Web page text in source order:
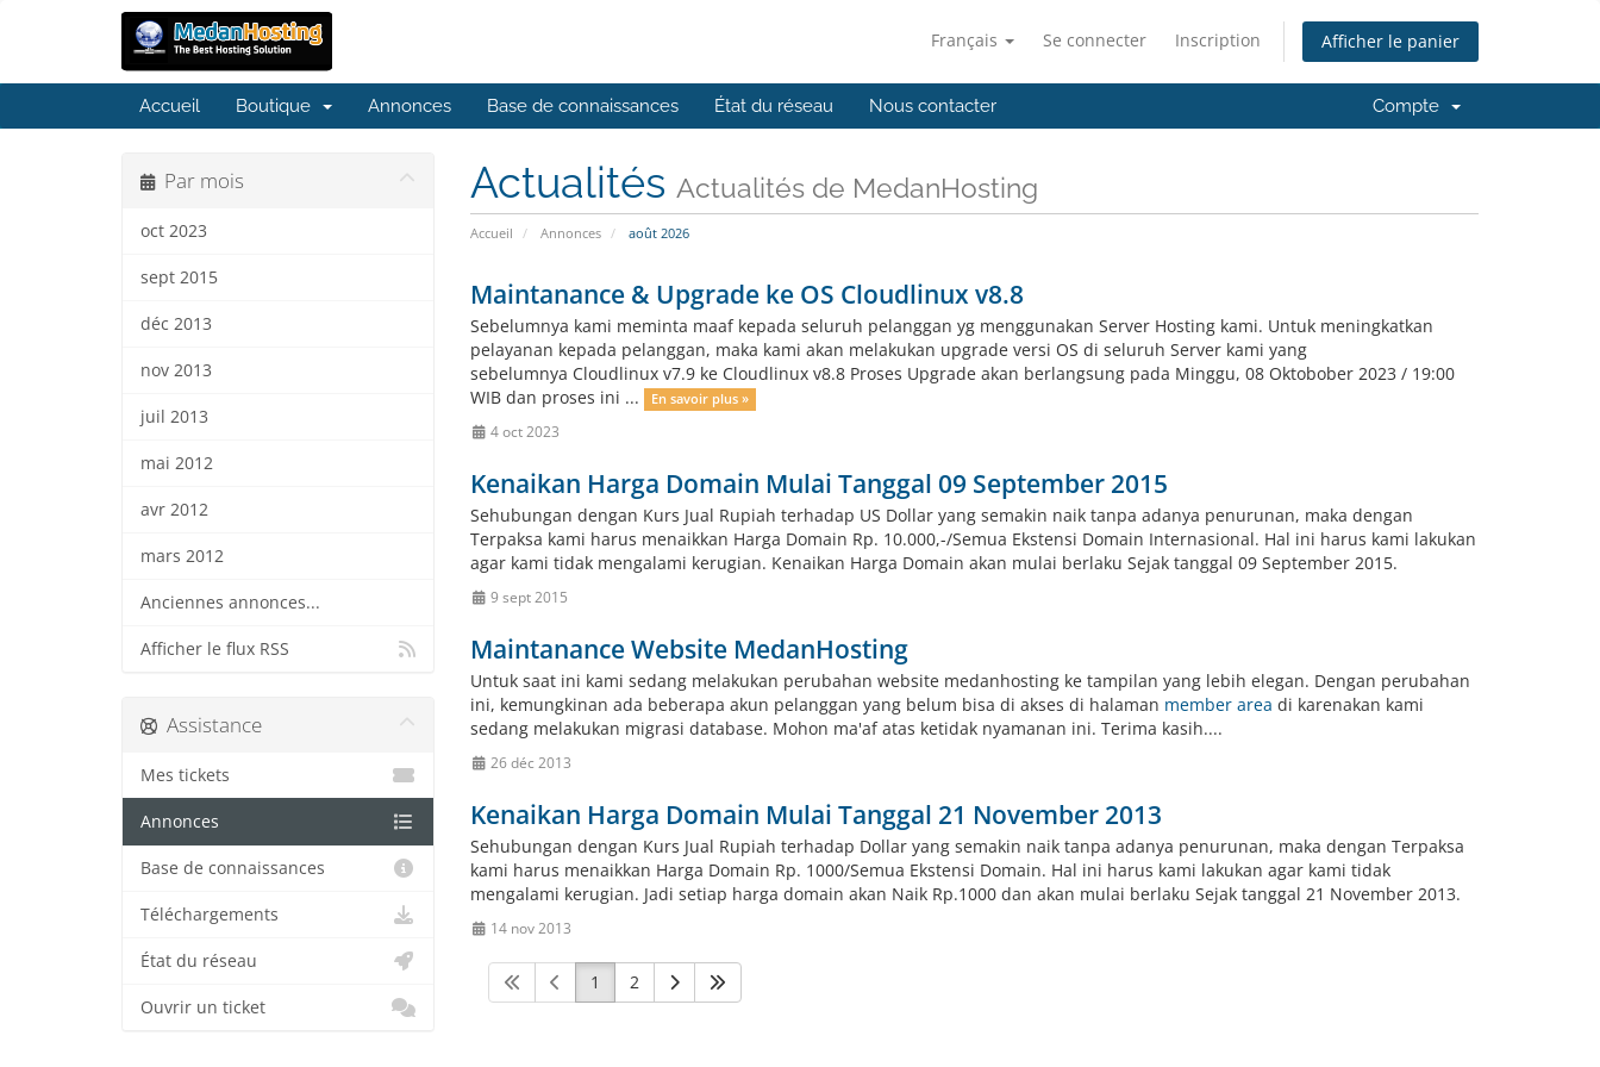
Français Se connecter Inscription Afficher le panier
Accueil Boutique Annonces Base de connaissances État du réseau Nous contacter Compte
Actualités Actualités de MedanHosting
Accueil Annonces août 2026
Par mois
oct 2023
sept 2015
déc 2013
nov 2013
juil 2013
mai 2012
avr 2012
mars 2012
Anciennes annonces...
Afficher le flux RSS
Maintanance & Upgrade ke OS Cloudlinux v8.8
Sebelumnya kami meminta maaf kepada seluruh pelanggan yg menggunakan Server Hosting kami. Untuk meningkatkan
pelayanan kepada pelanggan, maka kami akan melakukan upgrade versi OS di seluruh Server kami yang
sebelumnya Cloudlinux v7.9 ke Cloudlinux v8.8 Proses Upgrade akan berlangsung pada Minggu, 08 Oktobober 2023 / 19:00
WIB dan proses ini ...
En savoir plus »
4 oct 2023
Kenaikan Harga Domain Mulai Tanggal 09 September 2015
Sehubungan dengan Kurs Jual Rupiah terhadap US Dollar yang semakin naik tanpa adanya penurunan, maka dengan
Terpaksa kami harus menaikkan Harga Domain Rp. 10.000,-/Semua Ekstensi Domain Internasional. Hal ini harus kami lakukan
agar kami tidak mengalami kerugian. Kenaikan Harga Domain akan mulai berlaku Sejak tanggal 09 September 2015.
9 sept 2015
Maintanance Website MedanHosting
Untuk saat ini kami sedang melakukan perubahan website medanhosting ke tampilan yang lebih elegan. Dengan perubahan
ini, kemungkinan ada beberapa akun pelanggan yang belum bisa di akses di halaman member area di karenakan kami
sedang melakukan migrasi database. Mohon ma'af atas ketidak nyamanan ini. Terima kasih....
26 déc 2013
Kenaikan Harga Domain Mulai Tanggal 21 November 2013
Sehubungan dengan Kurs Jual Rupiah terhadap Dollar yang semakin naik tanpa adanya penurunan, maka dengan Terpaksa
kami harus menaikkan Harga Domain Rp. 1000/Semua Ekstensi Domain. Hal ini harus kami lakukan agar kami tidak
mengalami kerugian. Jadi setiap harga domain akan Naik Rp.1000 dan akan mulai berlaku Sejak tanggal 21 November 2013.
14 nov 2013
1 2
Assistance
Mes tickets
Annonces
Base de connaissances
Téléchargements
État du réseau
Ouvrir un ticket